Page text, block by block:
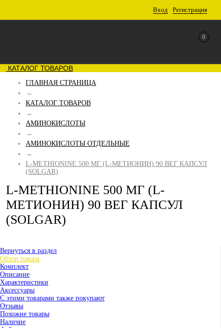
Вход Регистрация
0
КАТАЛОГ ТОВАРОВ
ГЛАВНАЯ СТРАНИЦА
→
КАТАЛОГ ТОВАРОВ
→
АМИНОКИСЛОТЫ
→
АМИНОКИСЛОТЫ ОТДЕЛЬНЫЕ
→
L-METHIONINE 500 МГ (L-МЕТИОНИН) 90 ВЕГ КАПСУЛ
(SOLGAR)
L-METHIONINE 500 МГ (L-
МЕТИОНИН) 90 ВЕГ КАПСУЛ
(SOLGAR)
Вернуться в раздел
Обзор товара
Комплект
Описание
Характеристики
Аксессуары
С этими товарами также покупают
Отзывы
Похожие товары
Наличие